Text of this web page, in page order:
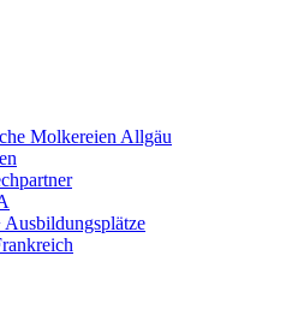
Molkereien Allgäu
Ausbildungsplätze